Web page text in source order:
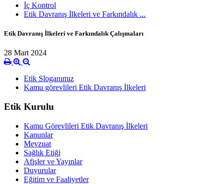
İç Kontrol
Etik Davranış İlkeleri ve Farkındalık ...
Etik Davranış İlkeleri ve Farkındalık Çalışmaları
28 Mart 2024
Etik Sloganımız
Kamu görevlileri Etik Davranış İlkeleri
Etik Kurulu
Kamu Görevlileri Etik Davranış İlkeleri
Kanunlar
Mevzuat
Sağlık Etiği
Afişler ve Yayınlar
Duyurular
Eğitim ve Faaliyetler